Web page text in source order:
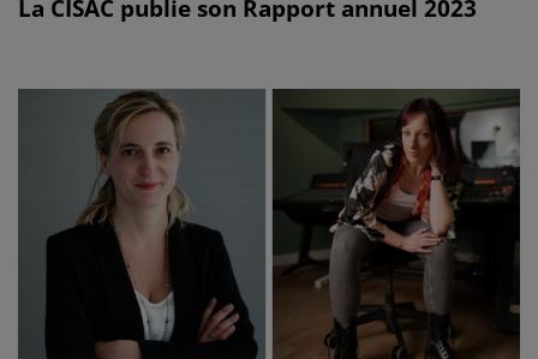
La CISAC publie son Rapport annuel 2023